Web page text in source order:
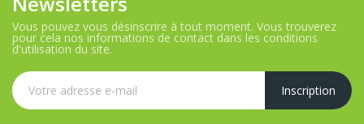
Vous pouvez vous désinscrire à tout moment. Vous trouverez
pour cela nos informations de contact dans les conditions
d'utilisation du site.